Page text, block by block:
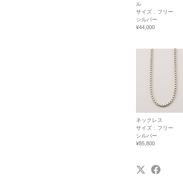
ル
サイズ : フリー
シルバー
¥44,000
ネックレス
サイズ : フリー
シルバー
¥85,800